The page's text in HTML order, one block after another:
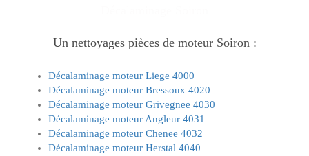
Un nettoyages pièces de moteurSoiron :
Décalaminage moteur Liege 4000
Décalaminage moteur Bressoux 4020
Décalaminage moteur Grivegnee 4030
Décalaminage moteur Angleur 4031
Décalaminage moteur Chenee 4032
Décalaminage moteur Herstal 4040